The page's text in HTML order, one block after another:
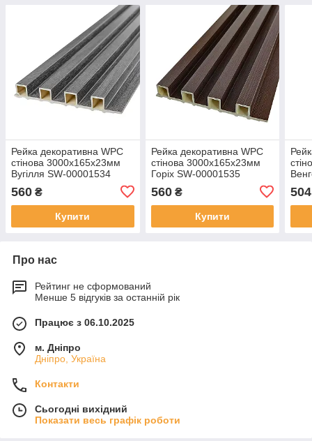
Рейка декоративна WPC
стінова 3000х165х23мм
Вугілля SW-00001534
560 ₴
Купити
Рейка декоративна WPC
стінова 3000х165х23мм
Горіх SW-00001535
560₴
Купити
504
Про нас
Рейтинг не сформований
Менше 5 відгуків за останній рік
Працює з 06.10.2025
м. Дніпро
Дніпро, Україна
Контакти
Сьогодні вихідний
Показати весь графік роботи